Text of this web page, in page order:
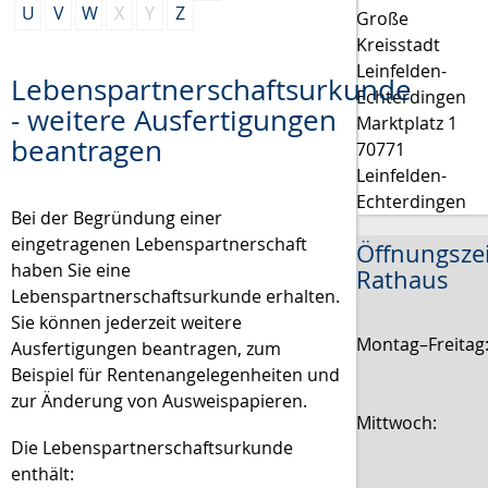
U
V W X Y Z
Lebenspartnerschaftsurkunde
- weitere Ausfertigungen
beantragen
Bei der Begründung einer
eingetragenen Lebenspartnerschaft
haben Sie eine
Lebenspartnerschaftsurkunde erhalten.
Sie können jederzeit weitere
Ausfertigungen beantragen, zum
Beispiel für Rentenangelegenheiten und
zur Änderung von Ausweispapieren.
Die Lebenspartnerschaftsurkunde
enthält:
Große
Kreisstadt
Leinfelden-
Echterdingen
Marktplatz 1
70771
Leinfelden-
Echterdingen
Rathaus
Mittwoch: